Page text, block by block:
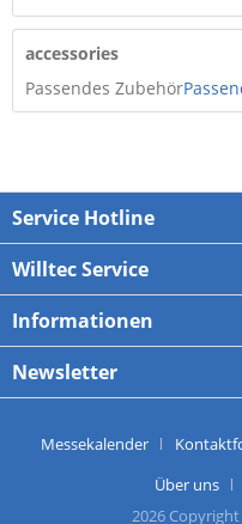
accessories
Passendes Zubehör
Service Hotline
Willtec Service
Informationen
Newsletter
Messekalender
Über uns
2026